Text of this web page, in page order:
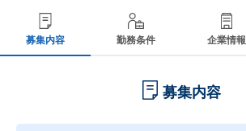
募集内容 勤務条件 企業情報
募集内容